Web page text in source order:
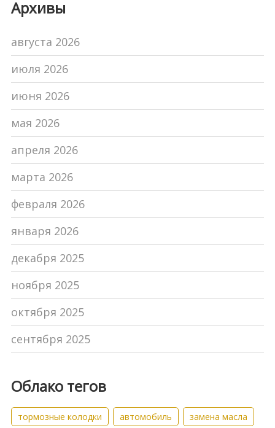
Архивы
августа 2026
июля 2026
июня 2026
мая 2026
апреля 2026
марта 2026
февраля 2026
января 2026
декабря 2025
ноября 2025
октября 2025
сентября 2025
Облако тегов
тормозные колодки автомобиль
замена масла